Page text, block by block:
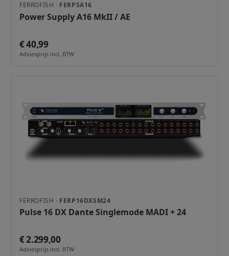
FERROFISH · FERPSA16
Power Supply A16 MkII / AE
€ 40,99
Adviesprijs incl. BTW
FERROFISH · FERP16DXSM24
Pulse 16 DX Dante Singlemode MADI + 24
€ 2.299,00
Adviesprijs incl. BTW